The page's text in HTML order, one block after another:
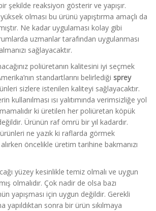
şekilde reaksiyon gösterir ve yapışır.
olması bu ürünü yapıştırma amaçlı da
Ne kadar uygulaması kolay gibi
uzmanlar tarafından uygulanması
sağlayacaktır.
poliüretanın kalitesini iyi seçmek
standartlarını belirlediği sprey
sizlere istenilen kaliteyi sağlayacaktır.
kullanılması ısı yalıtımında verimsizliğe yol
ki üretilen her poliüretan köpük
Ürünün raf ömrü bir yıl kadardır.
ne yazık ki raflarda görmek
öncelikle üretim tarihine bakmanızı
yüzey kesinlikle temiz olmalı ve uygun
olmalıdır. Çok nadir de olsa bazı
yapışması için uygun değildir. Gerekli
yapıldıktan sonra bir ürün sıkılmaya